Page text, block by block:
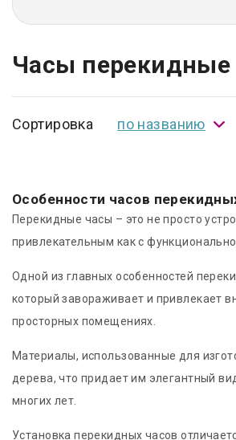
Часы перекидные
Сортировка по названию
Особенности часов
Перекидные часы – это не просто
привлекательным как с
Одной из главных особенностей
который завораживает и привлекает
просторных помещениях.
Материалы, использованные для
дерева, что придает им элегантный
многих лет.
Установка перекидных часов